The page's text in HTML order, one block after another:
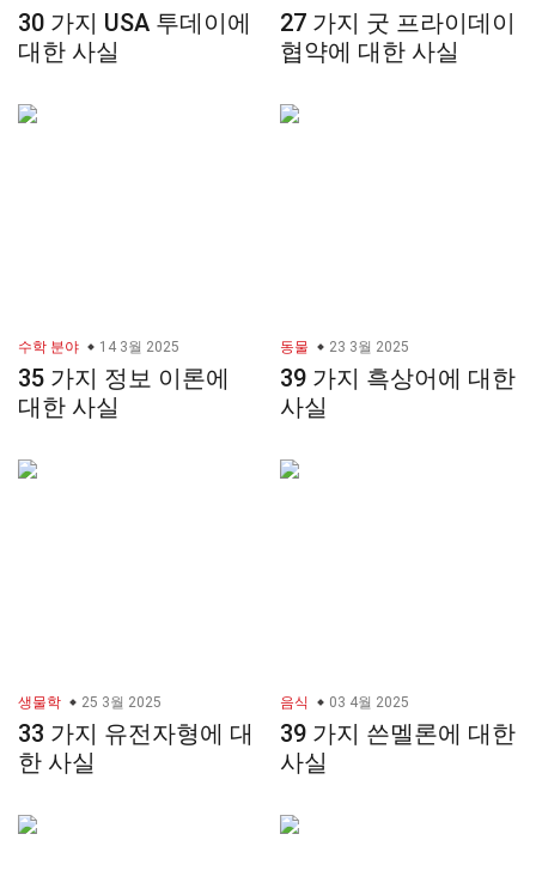
30 가지 USA 투데이에
대한 사실
27 가지 굿 프라이데이
협약에 대한 사실
수학 분야 14 3월 2025
35 가지 정보 이론에
대한 사실
동물 23 3월 2025
39 가지 흑상어에 대한
사실
생물학 25 3월 2025
33 가지 유전자형에 대
한 사실
음식 03 4월 2025
39 가지 쓴멜론에 대한
사실